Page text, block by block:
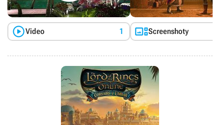
Video 1 Screenshoty